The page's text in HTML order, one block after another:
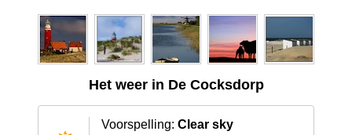
Het weer in De Cocksdorp
Voorspelling: Clear sky